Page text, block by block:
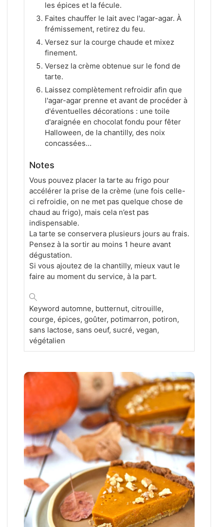
les épices et la fécule.
Faites chauffer le lait avec l'agar-agar. À
frémissement, retirez du feu.
Versez sur la courge chaude et mixez
finement.
Versez la crème obtenue sur le fond de
tarte.
Laissez complètement refroidir afin que
l'agar-agar prenne et avant de procéder à
d'éventuelles décorations : une toile
d'araignée en chocolat fondu pour fêter
Halloween, de la chantilly, des noix
concassées…
Notes
Vous pouvez placer la tarte au frigo pour
accélérer la prise de la crème (une fois celle-
ci refroidie, on ne met pas quelque chose de
chaud au frigo), mais cela n’est pas
indispensable.
La tarte se conservera plusieurs jours au frais.
Pensez à la sortir au moins 1 heure avant
dégustation.
Si vous ajoutez de la chantilly, mieux vaut le
faire au moment du service, à la part.
Keyword automne, butternut, citrouille,
courge, épices, goûter, potimarron, potiron,
sans lactose, sans oeuf, sucré, vegan,
végétalien